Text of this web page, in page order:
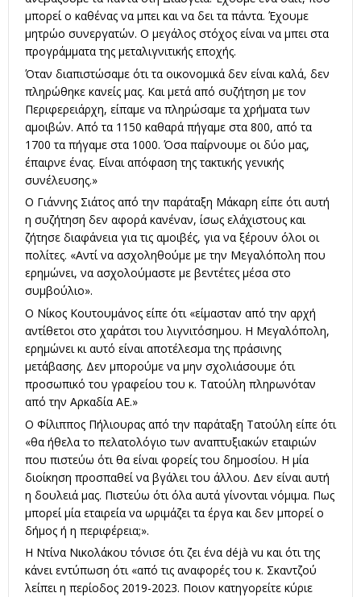
μπορεί ο καθένας να μπει και να δει τα πάντα. Έχουμε
μητρώο συνεργατών. Ο μεγάλος στόχος είναι να μπει στα
προγράμματα της μεταλιγνιτικής εποχής.
Όταν διαπιστώσαμε ότι τα οικονομικά δεν είναι καλά, δεν
πληρώθηκε κανείς μας. Και μετά από συζήτηση με τον
Περιφερειάρχη, είπαμε να πληρώσαμε τα χρήματα των
αμοιβών. Από τα 1150 καθαρά πήγαμε στα 800, από τα
1700 τα πήγαμε στα 1000. Όσα παίρνουμε οι δύο μας,
έπαιρνε ένας. Είναι απόφαση της τακτικής γενικής
συνέλευσης.»
Ο Γιάννης Σιάτος από την παράταξη Μάκαρη είπε ότι αυτή
η συζήτηση δεν αφορά κανέναν, ίσως ελάχιστους και
ζήτησε διαφάνεια για τις αμοιβές, για να ξέρουν όλοι οι
πολίτες. «Αντί να ασχοληθούμε με την Μεγαλόπολη που
ερημώνει, να ασχολούμαστε με βεντέτες μέσα στο
συμβούλιο».
Ο Νίκος Κουτουμάνος είπε ότι «είμασταν από την αρχή
αντίθετοι στο χαράτσι του λιγνιτόσημου. Η Μεγαλόπολη,
ερημώνει κι αυτό είναι αποτέλεσμα της πράσινης
μετάβασης. Δεν μπορούμε να μην σχολιάσουμε ότι
προσωπικό του γραφείου του κ. Τατούλη πληρωνόταν
από την Αρκαδία ΑΕ.»
Ο Φίλιππος Πήλιουρας από την παράταξη Τατούλη είπε ότι
«θα ήθελα το πελατολόγιο των αναπτυξιακών εταιριών
που πιστεύω ότι θα είναι φορείς του δημοσίου. Η μία
διοίκηση προσπαθεί να βγάλει του άλλου. Δεν είναι αυτή
η δουλειά μας. Πιστεύω ότι όλα αυτά γίνονται νόμιμα. Πως
μπορεί μία εταιρεία να ωριμάζει τα έργα και δεν μπορεί ο
δήμος ή η περιφέρεια;».
Η Ντίνα Νικολάκου τόνισε ότι ζει ένα déjà vu και ότι της
κάνει εντύπωση ότι «από τις αναφορές του κ. Σκαντζού
λείπει η περίοδος 2019-2023. Ποιον κατηγορείτε κύριε